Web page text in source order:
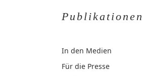
Publikationen
In den Medien
Für die Presse